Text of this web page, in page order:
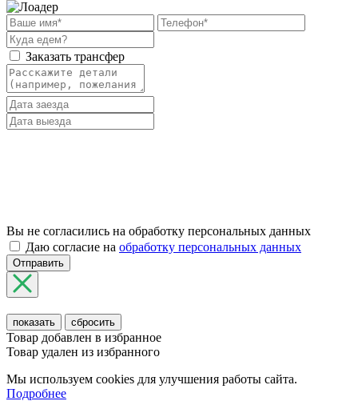
Заказать трансфер
Вы не согласились на обработку персональных данных
Даю согласие на обработку персональных данных
Отправить
показать сбросить
Товар добавлен в избранное
Товар удален из избранного
Мы используем cookies для улучшения работы сайта.
Подробнее